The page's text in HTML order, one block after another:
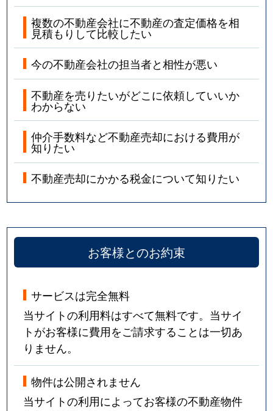
複数の不動産会社に不動産の査定価格を相
見積もりして比較したい
今の不動産会社の担当者と相性が悪い
不動産を売りたいがどこに依頼していいか
わからない
仲介手数料など不動産売却における費用が
知りたい
不動産売却にかかる税金について知りたい
お客様とのお約束
サービスは完全無料
当サイトの利用料はすべて無料です。当サイ
トがお客様に費用をご請求することは一切あ
りません。
物件は公開されません
当サイトの利用によってお客様の不動産物件